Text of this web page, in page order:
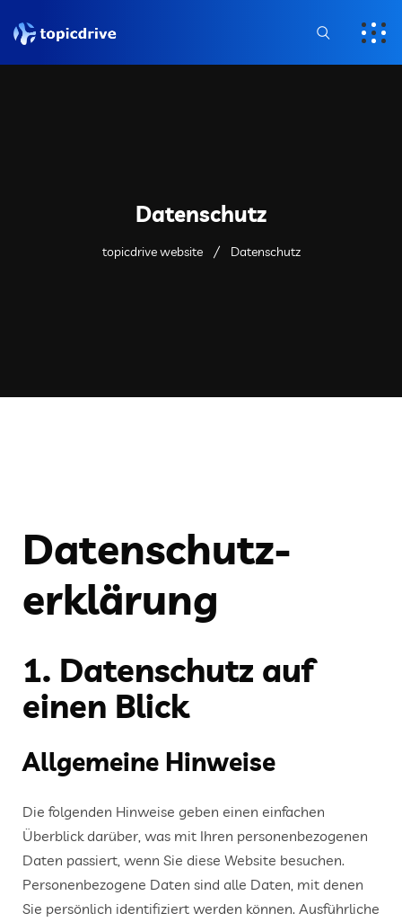
Datenschutz
topicdrive website Datenschutz
Datenschutz­
erklärung
1. Datenschutz auf
einen Blick
Allgemeine Hinweise
Die folgenden Hinweise geben einen einfachen
Überblick darüber, was mit Ihren personenbezogenen
Daten passiert, wenn Sie diese Website besuchen.
Personenbezogene Daten sind alle Daten, mit denen
Sie persönlich identifiziert werden können. Ausführliche